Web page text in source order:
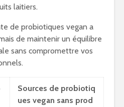
laitiers.
de probiotiques vegan a
de maintenir un équilibre
sans compromettre vos
Sources de probiotiq
ues vegan sans prod